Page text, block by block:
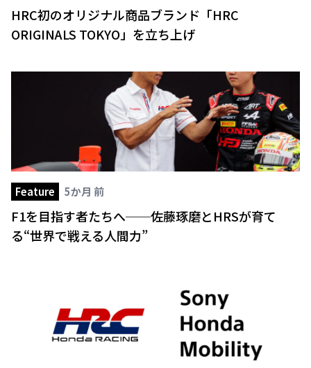
HRC初のオリジナル商品ブランド「HRC
ORIGINALS TOKYO」を立ち上げ
Feature 5か月 前
F1を目指す者たちへ──佐藤琢磨とHRSが育て
る“世界で戦える人間力”